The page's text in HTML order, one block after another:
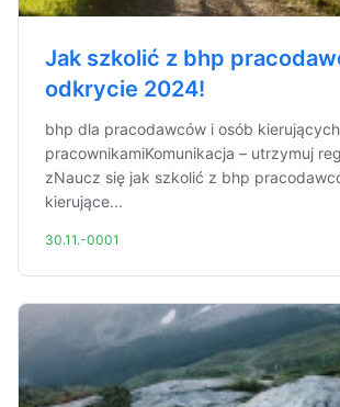
Jak szkolić z bhp
odkrycie 2024!
bhp dla pracodawców i osób kierujących
pracownikamiKomunikacja – utrzymuj
zNaucz się jak szkolić z bhp
kierujące...
30.11.-0001